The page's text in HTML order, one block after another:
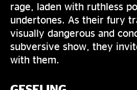
rage, laden with ruthless
undertones. As their fury
visually dangerous and
subversive show, they
with them.